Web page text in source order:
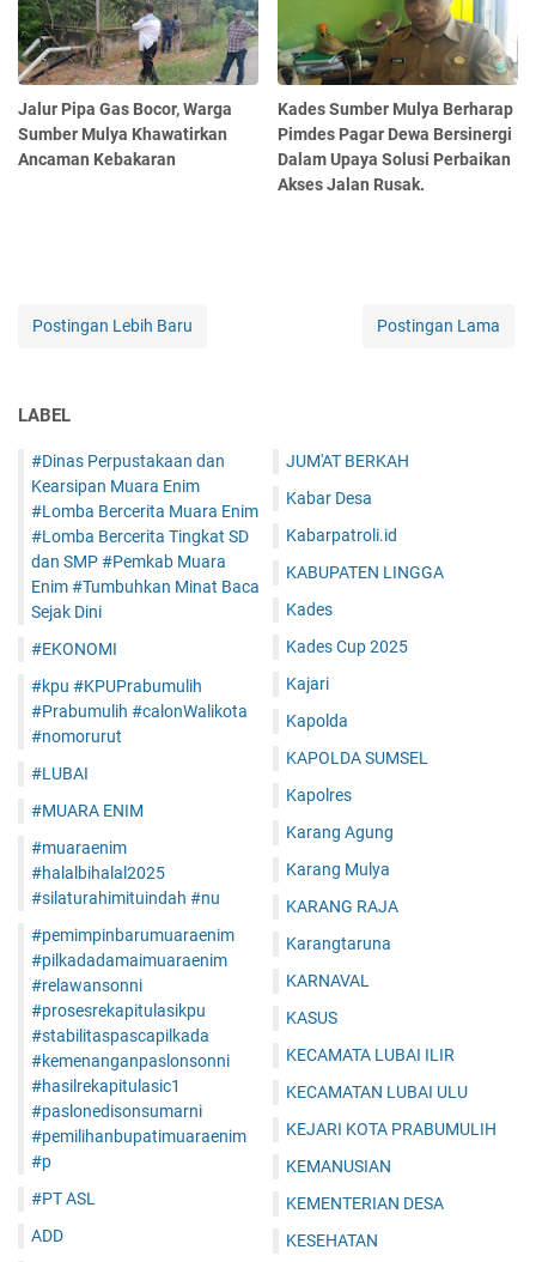
Jalur Pipa Gas Bocor, Warga
Sumber Mulya Khawatirkan
Ancaman Kebakaran
Kades Sumber Mulya Berharap
Pimdes Pagar Dewa Bersinergi
Dalam Upaya Solusi Perbaikan
Akses Jalan Rusak.
Postingan Lebih Baru Postingan Lama
LABEL
#Dinas Perpustakaan dan
Kearsipan Muara Enim
#Lomba Bercerita Muara Enim
#Lomba Bercerita Tingkat SD
dan SMP #Pemkab Muara
Enim #Tumbuhkan Minat Baca
Sejak Dini
#EKONOMI
#kpu #KPUPrabumulih
#Prabumulih #calonWalikota
#nomorurut
#LUBAI
#MUARA ENIM
#muaraenim
#halalbihalal2025
#silaturahimituindah #nu
#pemimpinbarumuaraenim
#pilkadadamaimuaraenim
#relawansonni
#prosesrekapitulasikpu
#stabilitaspascapilkada
#kemenanganpaslonsonni
#hasilrekapitulasic1
#paslonedisonsumarni
#pemilihanbupatimuaraenim
#p
#PT ASL
ADD
JUM'AT BERKAH
Kabar Desa
Kabarpatroli.id
KABUPATEN LINGGA
Kades
Kades Cup 2025
Kajari
Kapolda
KAPOLDA SUMSEL
Kapolres
Karang Agung
Karang Mulya
KARANG RAJA
Karangtaruna
KARNAVAL
KASUS
KECAMATA LUBAI ILIR
KECAMATAN LUBAI ULU
KEJARI KOTA PRABUMULIH
KEMANUSIAN
KEMENTERIAN DESA
KESEHATAN